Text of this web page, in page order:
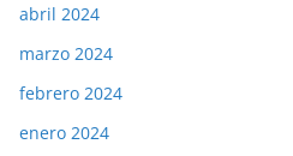
abril 2024
marzo 2024
febrero 2024
enero 2024